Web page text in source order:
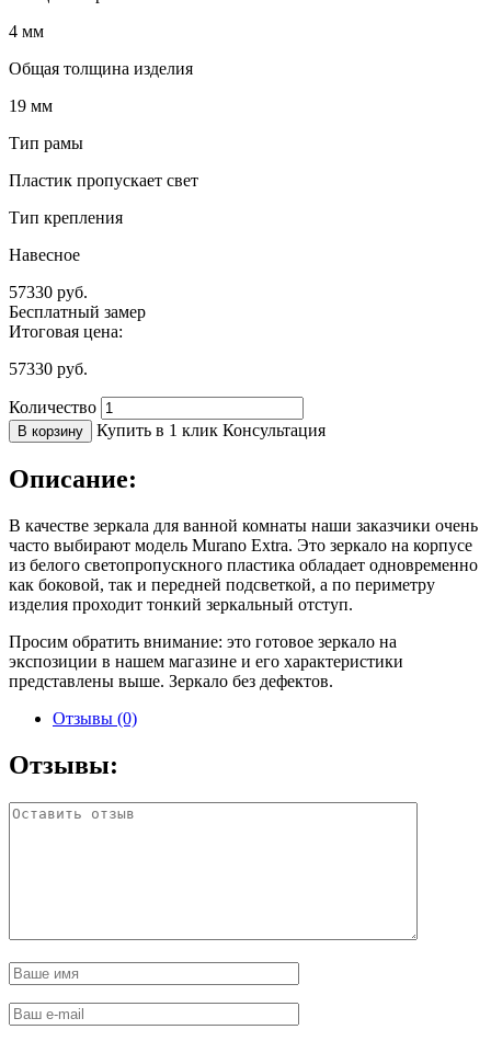
4 мм
Общая толщина изделия
19 мм
Тип рамы
Пластик пропускает свет
Тип крепления
Навесное
57330 руб.
Бесплатный замер
Итоговая цена:
57330 руб.
Количество
В корзину Купить в 1 клик Консультация
Описание:
В качестве зеркала для ванной комнаты наши заказчики очень
часто выбирают модель Murano Extra. Это зеркало на корпусе
из белого светопропускного пластика обладает одновременно
как боковой, так и передней подсветкой, а по периметру
изделия проходит тонкий зеркальный отступ.
Просим обратить внимание: это готовое зеркало на
экспозиции в нашем магазине и его характеристики
представлены выше. Зеркало без дефектов.
Отзывы (0)
Отзывы: